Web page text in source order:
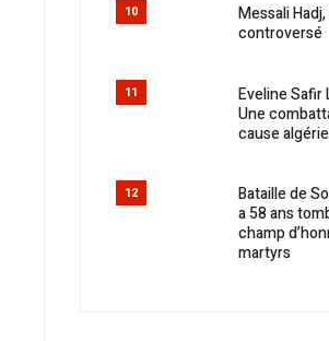
10
Messali
controversé
11
Eveline Safir
Une
cause
12
Bataille de
a 58 ans
champ
martyrs